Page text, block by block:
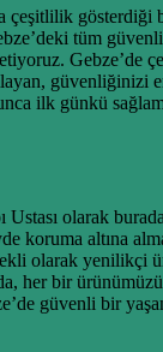
tüm
ilk günkü
olarak
altına
olarak
her bir
güvenli bir